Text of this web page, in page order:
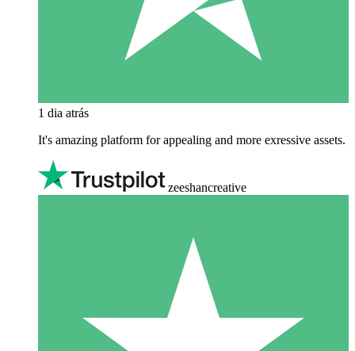
1 dia atrás
It's amazing platform for appealing and more exressive assets.
zeeshancreative